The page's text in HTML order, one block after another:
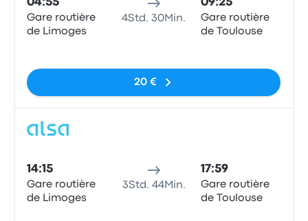
04:55
Gare routière
de Limoges
4Std. 30Min.
09:25
Gare routière
de Toulouse
20 €
14:15
Gare routière
de Limoges
3Std. 44Min.
17:59
Gare routière
de Toulouse